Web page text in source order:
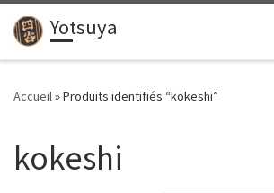
Passer au contenu
Yotsuya
Accueil»Produits identifiés “kokeshi”
kokeshi